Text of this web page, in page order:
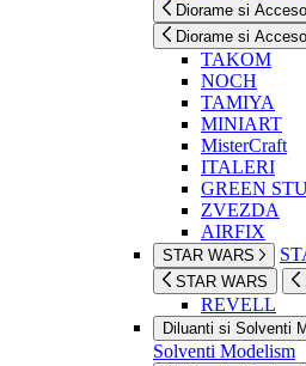
Diorame si
Diorame si
TAKOM
NOCH
TAMIYA
MINIART
MisterCraft
ITALERI
GREEN
ZVEZDA
AIRFIX
STAR WARS
STAR WARS
REVELL
Diluanti si Solventi
Solventi Modelism